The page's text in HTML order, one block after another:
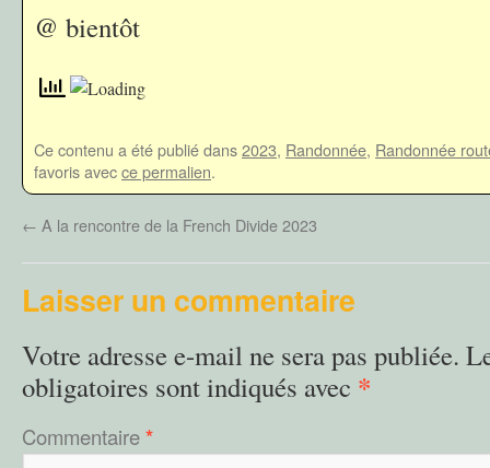
@ bientôt
Ce contenu a été publié dans2023, Randonnée, Randonnée
favoris avecce permalien.
← A la rencontre de la French Divide 2023
Laisser un commentaire
Votre adresse e-mail ne sera pas publiée.
obligatoires sont indiqués avec *
Commentaire*